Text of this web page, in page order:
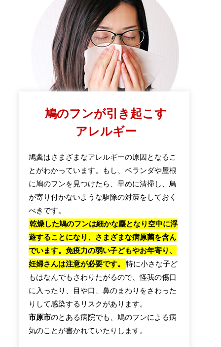
鳩のフンが引き起こす
アレルギー
鳩糞はさまざまなアレルギーの原因となるこ
とがわかっています。もし、ベランダや屋根
に鳩のフンを見つけたら、早めに清掃し、鳥
が寄り付かないような駆除の対策をしておく
べきです。
乾燥した鳩のフンは細かな塵となり空中に浮
遊することになり、さまざまな病原菌を含ん
でいます。免疫力の弱い子どもやお年寄り、
妊婦さんは注意が必要です。
特に小さな子ど
もはなんでもさわりたがるので、怪我の傷口
に入ったり、目や口、鼻のまわりをさわった
りして感染するリスクがあります。
市原市のとある病院でも、鳩のフンによる病
気のことが書かれていたりします。